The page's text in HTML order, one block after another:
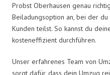
Probst Oberhausen genau
Beiladungsoption an, bei der
Kunden teilst. So kannst du
kosteneffizient durchführen.
Unser erfahrenes Team von
sorgt dafür, dass dein Umzug